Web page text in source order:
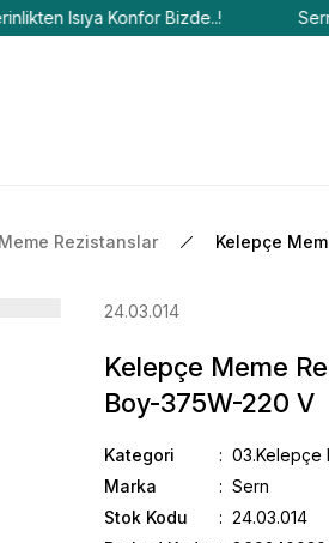
Isıya Konfor Bizde..! Sern
Rezistanslar Kelepçe
24.03.014
Kelepçe Meme
Boy-375W-220 V
Kategori
03.Kelepçe
Marka
Sern
Stok Kodu
24.03.014